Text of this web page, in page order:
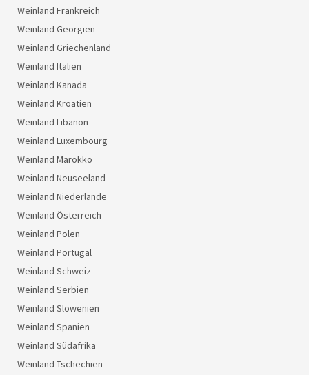
Weinland Frankreich
Weinland Georgien
Weinland Griechenland
Weinland Italien
Weinland Kanada
Weinland Kroatien
Weinland Libanon
Weinland Luxembourg
Weinland Marokko
Weinland Neuseeland
Weinland Niederlande
Weinland Österreich
Weinland Polen
Weinland Portugal
Weinland Schweiz
Weinland Serbien
Weinland Slowenien
Weinland Spanien
Weinland Südafrika
Weinland Tschechien